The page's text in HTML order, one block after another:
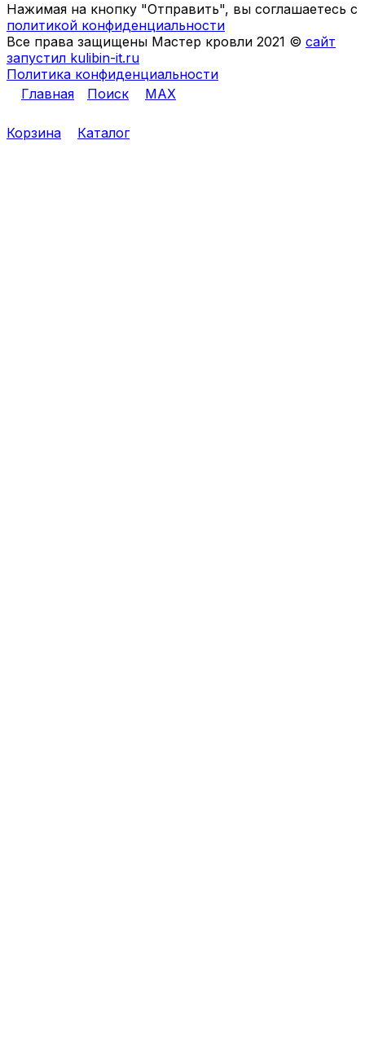
Нажимая на кнопку "Отправить", вы соглашаетесь с
политикой конфиденциальности
Все права защищены Мастер кровли 2021 © сайт
запустил kulibin-it.ru
Политика конфиденциальности
Главная
Поиск MAX
Корзина Каталог